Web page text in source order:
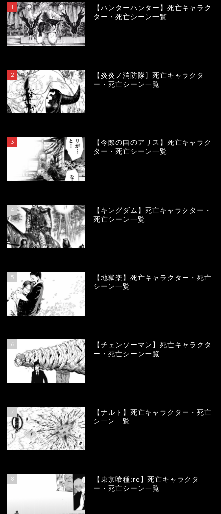
1
【ハンターハンター】死亡キャラク
ター・死亡シーン一覧
2
【炎炎ノ消防隊】死亡キャラクタ
ー・死亡シーン一覧
3
【今際の国のアリス】死亡キャラク
ター・死亡シーン一覧
4
【キングダム】死亡キャラクター・
死亡シーン一覧
5
【地獄楽】死亡キャラクター・死亡
シーン一覧
6
【チェンソーマン】死亡キャラクタ
ー・死亡シーン一覧
7
【ナルト】死亡キャラクター・死亡
シーン一覧
8
【東京喰種:re】死亡キャラクタ
ー・死亡シーン一覧